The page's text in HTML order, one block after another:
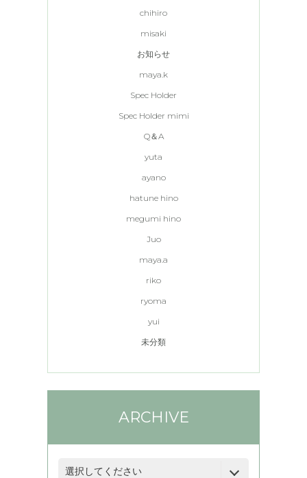
chihiro
misaki
お知らせ
maya.k
Spec Holder
Spec Holder mimi
Q＆A
yuta
ayano
hatune hino
megumi hino
Juo
maya.a
riko
ryoma
yui
未分類
ARCHIVE